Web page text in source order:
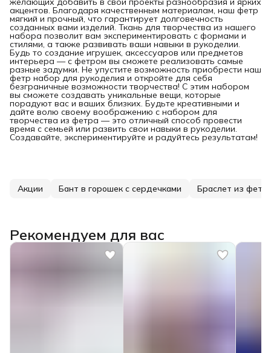
акцентов. Благодаря качественным материалам, наш фетр
мягкий и прочный, что гарантирует долговечность
созданных вами изделий. Ткань для творчества из нашего
набора позволит вам экспериментировать с формами и
стилями, а также развивать ваши навыки в рукоделии.
Будь то создание игрушек, аксессуаров или предметов
интерьера — с фетром вы сможете реализовать самые
разные задумки. Не упустите возможность приобрести наш
фетр набор для рукоделия и откройте для себя
безграничные возможности творчества! С этим набором
вы сможете создавать уникальные вещи, которые
порадуют вас и ваших близких. Будьте креативными и
дайте волю своему воображению с набором для
творчества из фетра — это отличный способ провести
время с семьей или развить свои навыки в рукоделии.
Создавайте, экспериментируйте и радуйтесь результатам!
Акции Бант в горошек с сердечками Браслет из
Рекомендуем для вас